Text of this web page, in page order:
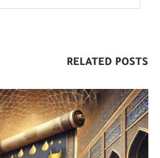
RELATED POSTS